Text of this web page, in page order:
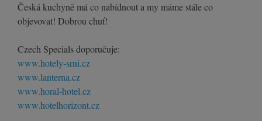
Česká kuchyně má co nabídnout a my máme stále co
objevovat! Dobrou chuť!
Czech Specials doporučuje:
www.hotely-srni.cz
www.lanterna.cz
www.horal-hotel.cz
www.hotelhorizont.cz